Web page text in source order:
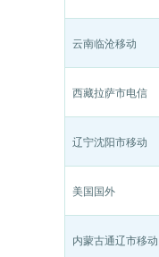
云南临沧移动
西藏拉萨市电信
辽宁沈阳市移动
美国国外
内蒙古通辽市移动